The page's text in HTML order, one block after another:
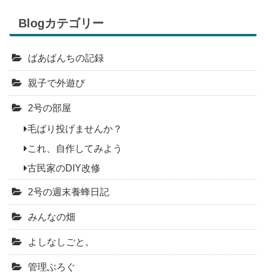
Blogカテゴリー
ばあばんちの記録
親子で外遊び
2号の部屋
毛ばり投げませんか？
これ、自作してみよう
古民家のDIY改修
2号の週末養蜂日記
みんなの畑
よしなしごと。
管理ぶろぐ